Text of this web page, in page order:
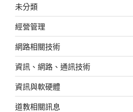
未分類
經營管理
網路相關技術
資訊、網路、通訊技術
資訊與軟硬體
道教相關訊息